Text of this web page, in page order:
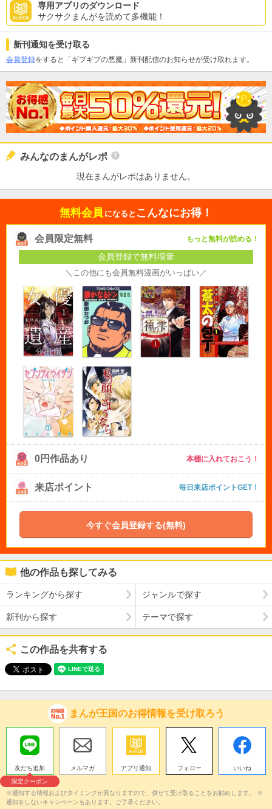
専用アプリのダウンロード
サクサクまんがを読めて多機能！
新刊通知を受け取る
会員登録をすると「ギブギブの悪魔」新刊配信のお知らせが受け取れます。
みんなのまんがレポ
現在まんがレポはありません。
無料会員 になると こんなにお得！
会員限定無料 もっと無料が読める！
会員登録で無料増量
＼この他にも会員無料漫画がいっぱい／
0円作品あり 本棚に入れておこう！
来店ポイント 毎日来店ポイントGET！
今すぐ会員登録する(無料)
他の作品も探してみる
ランキングから探す ジャンルで探す
新刊から探す テーマで探す
この作品を共有する
まんが王国のお得情報を受け取ろう
友だち追加
限定クーポン
メルマガ アプリ通知 フォロー いいね
※通知する情報およびタイミングが異なりますので、併せて受け取ることをお勧めします。 ※
通知をしないキャンペーンもあります。ご了承ください。